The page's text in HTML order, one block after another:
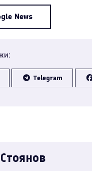
News
Telegram